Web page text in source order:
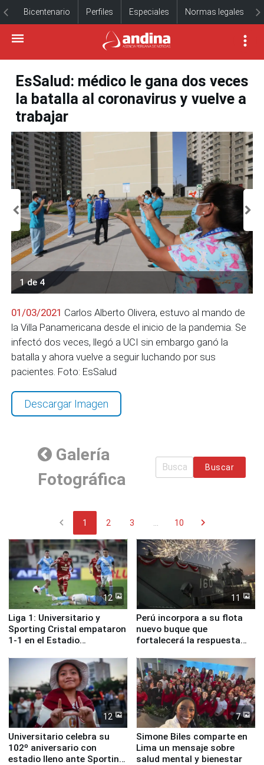
Bicentenario Perfiles Especiales Normas legales
EsSalud: médico le gana dos veces
la batalla al coronavirus y vuelve a
trabajar
1 de 4
01/03/2021 Carlos Alberto Olivera, estuvo al mando de
la Villa Panamericana desde el inicio de la pandemia. Se
infectó dos veces, llegó a UCI sin embargo ganó la
batalla y ahora vuelve a seguir luchando por sus
pacientes. Foto: EsSalud
Descargar Imagen
Galería
Fotográfica
Buscar
chevron_left 1 2 3 10 chevron_right
12
Liga 1: Universitario y
Sporting Cristal empataron
1-1 en el Estadio
11
Perú incorpora a su flota
nuevo buque que
fortalecerá la respuesta
12
Universitario celebra su
102º aniversario con
estadio lleno ante Sporting
7
Simone Biles comparte en
Lima un mensaje sobre
salud mental y bienestar